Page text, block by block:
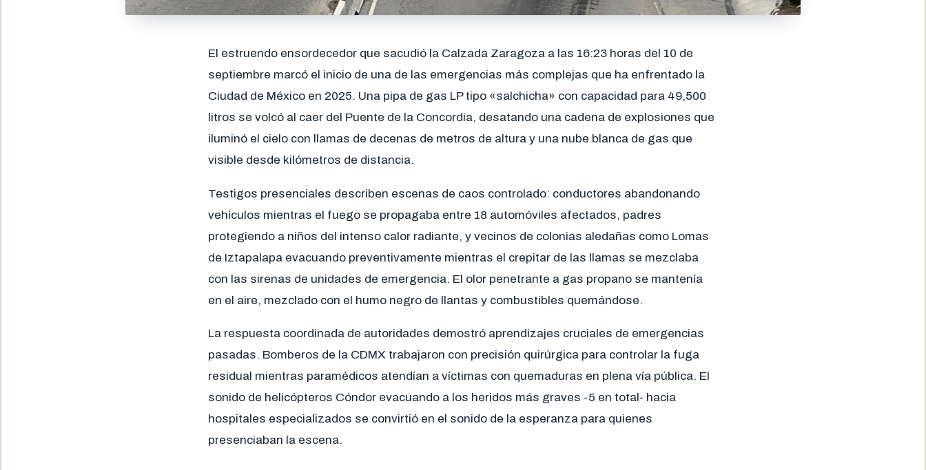
El estruendo ensordecedor que sacudió la Calzada Zaragoza a las 16:23 horas del 10 de
septiembre marcó el inicio de una de las emergencias más complejas que ha enfrentado la
Ciudad de México en 2025. Una pipa de gas LP tipo «salchicha» con capacidad para 49,500
litros se volcó al caer del Puente de la Concordia, desatando una cadena de explosiones que
iluminó el cielo con llamas de decenas de metros de altura y una nube blanca de gas que
visible desde kilómetros de distancia.
Testigos presenciales describen escenas de caos controlado: conductores abandonando
vehículos mientras el fuego se propagaba entre 18 automóviles afectados, padres
protegiendo a niños del intenso calor radiante, y vecinos de colonias aledañas como Lomas
de Iztapalapa evacuando preventivamente mientras el crepitar de las llamas se mezclaba
con las sirenas de unidades de emergencia. El olor penetrante a gas propano se mantenía
en el aire, mezclado con el humo negro de llantas y combustibles quemándose.
La respuesta coordinada de autoridades demostró aprendizajes cruciales de emergencias
pasadas. Bomberos de la CDMX trabajaron con precisión quirúrgica para controlar la fuga
residual mientras paramédicos atendían a víctimas con quemaduras en plena vía pública. El
sonido de helicópteros Cóndor evacuando a los heridos más graves -5 en total- hacia
hospitales especializados se convirtió en el sonido de la esperanza para quienes
presenciaban la escena.